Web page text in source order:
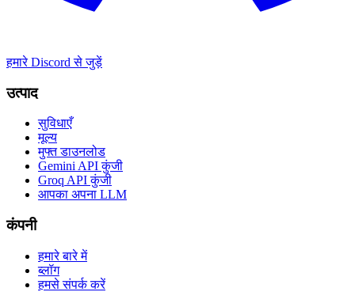
हमारे Discord से जुड़ें
उत्पाद
सुविधाएँ
मूल्य
मुफ्त डाउनलोड
Gemini API कुंजी
Groq API कुंजी
आपका अपना LLM
कंपनी
हमारे बारे में
ब्लॉग
हमसे संपर्क करें